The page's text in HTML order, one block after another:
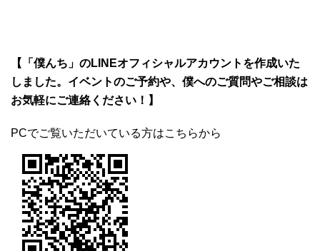
【「僕んち」のLINEオフィシャルアカウントを作成いた
しました。イベントのご予約や、僕へのご質問やご相談は
お気軽にご連絡ください！】
PCでご覧いただいている方はこちらから